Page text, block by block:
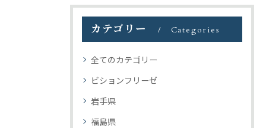
カテゴリー Categories
全てのカテゴリー
ビションフリーゼ
岩手県
福島県